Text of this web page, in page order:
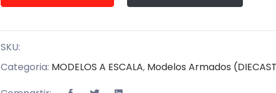
SKU:
Categoria: MODELOS A ESCALA, Modelos Armados